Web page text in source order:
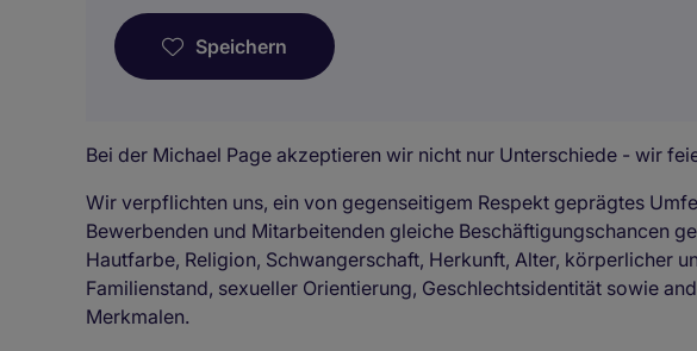
Speichern
Bei der Michael Page akzeptieren wir nicht nur Unterschiede - wir
Wir verpflichten uns, ein von gegenseitigem Respekt geprägtes
Bewerbenden und Mitarbeitenden gleiche Beschäftigungschancen
Hautfarbe, Religion, Schwangerschaft, Herkunft, Alter, körperlicher
Familienstand, sexueller Orientierung, Geschlechtsidentität sowie
Merkmalen.